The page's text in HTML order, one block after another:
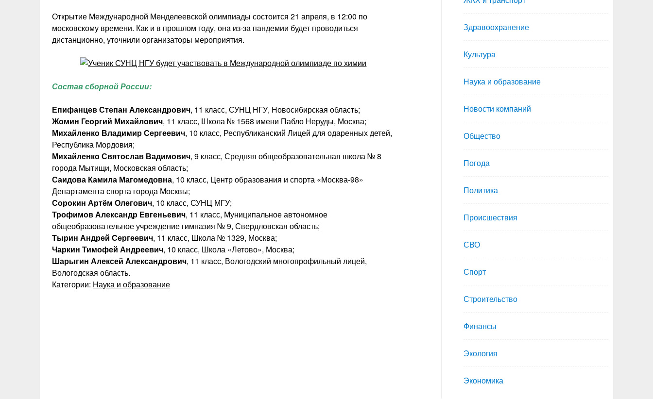
Открытие Международной Менделеевской олимпиады состоится 21 апреля, в 12:00 по
московскому времени. Как и в прошлом году, она из-за пандемии будет проводиться
дистанционно, уточнили организаторы мероприятия.
Состав сборной России:
Епифанцев Степан Александрович, 11 класс, СУНЦ НГУ, Новосибирская область;
Жомин Георгий Михайлович, 11 класс, Школа № 1568 имени Пабло Неруды, Москва;
Михайленко Владимир Сергеевич, 10 класс, Республиканский Лицей для одаренных детей,
Республика Мордовия;
Михайленко Святослав Вадимович, 9 класс, Средняя общеобразовательная школа № 8
города Мытищи, Московская область;
Саидова Камила Магомедовна, 10 класс, Центр образования и спорта «Москва-98»
Департамента спорта города Москвы;
Сорокин Артём Олегович, 10 класс, СУНЦ МГУ;
Трофимов Александр Евгеньевич, 11 класс, Муниципальное автономное
общеобразовательное учреждение гимназия № 9, Свердловская область;
Тырин Андрей Сергеевич, 11 класс, Школа № 1329, Москва;
Чаркин Тимофей Андреевич, 10 класс, Школа «Летово», Москва;
Шарыгин Алексей Александрович, 11 класс, Вологодский многопрофильный лицей,
Вологодская область.
Категории: Наука и образование
Здравоохранение
Культура
Наука и образование
Новости компаний
Общество
Погода
Политика
Происшествия
СВО
Спорт
Строительство
Финансы
Экология
Экономика